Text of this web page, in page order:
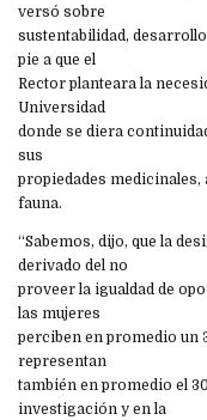
versó sobre
sustentabilidad,
pie a que el
Rector planteara la
Universidad
donde se diera
sus
propiedades medicinales,
fauna.
“Sabemos, dijo, que la
derivado del no
proveer la igualdad de
las mujeres
perciben en promedio un
representan
también en promedio el
investigación y en la